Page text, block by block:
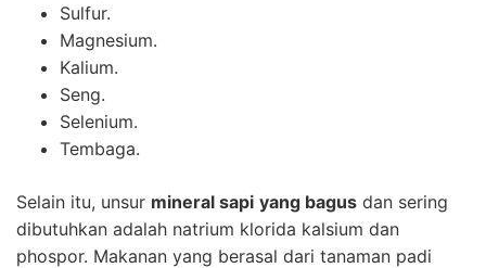
Sulfur.
Magnesium.
Kalium.
Seng.
Selenium.
Tembaga.
Selain itu, unsur mineral sapi yang bagus dan sering
dibutuhkan adalah natrium klorida kalsium dan
phospor. Makanan yang berasal dari tanaman padi